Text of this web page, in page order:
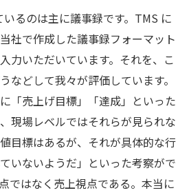
るのは主に議事録です。TMS に
社で作成した議事録フォーマット
力いただいています。それを、こ
などして我々が評価しています。
「売上げ目標」「達成」といった
現場レベルではそれらが見られな
目標はあるが、それが具体的な行
いないようだ」といった考察がで
ではなく売上視点である。本当に